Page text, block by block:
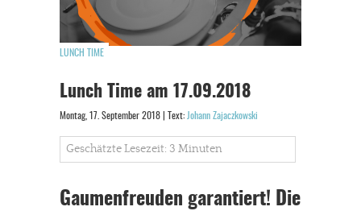
LUNCH TIME
Lunch Time am 17.09.2018
Montag, 17. September 2018 | Text: Johann Zajaczkowski
Geschätzte Lesezeit: 3 Minuten
Gaumenfreuden garantiert! Die